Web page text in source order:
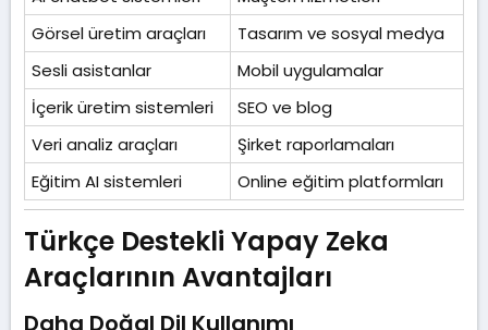
Görsel üretim araçları
Tasarım ve sosyal medya
Sesli asistanlar
Mobil uygulamalar
İçerik üretim sistemleri
SEO ve blog
Veri analiz araçları
Şirket raporlamaları
Eğitim AI sistemleri
Online eğitim platformları
Türkçe Destekli Yapay Zeka
Araçlarının Avantajları​
Daha Doğal Dil Kullanımı​